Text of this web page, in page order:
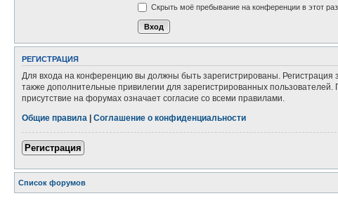
Скрыть моё пребывание на конференции в этот раз
РЕГИСТРАЦИЯ
Для входа на конференцию вы должны быть зарегистрированы.
также дополнительные привилегии для зарегистрированных
присутствие на форумах означает согласие со всеми правилами.
Общие правила | Соглашение о конфиденциальности
Регистрация
Список форумов